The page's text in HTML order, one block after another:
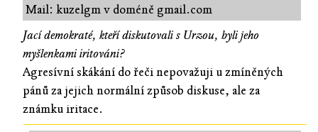
Mail: kuzelgm v doméně gmail.com
Jací demokraté, kteří diskutovali s Urzou, byli jeho
myšlenkami iritováni?
Agresívní skákání do řeči nepovažuji u zmíněných
pánů za jejich normální způsob diskuse, ale za
známku iritace.